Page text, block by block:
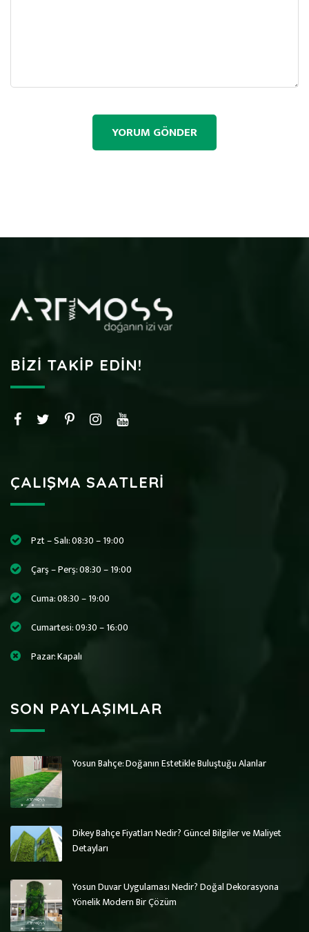
BIZI TAKIP EDIN!
ÇALIŞMA SAATLERI
Pzt – Salı: 08:30 – 19:00
Çarş – Perş: 08:30 – 19:00
Cuma: 08:30 – 19:00
Cumartesi: 09:30 – 16:00
Pazar: Kapalı
SON PAYLAŞIMLAR
Yosun Bahçe: Doğanın Estetikle Buluştuğu Alanlar
Dikey Bahçe Fiyatları Nedir? Güncel Bilgiler ve Maliyet
Detayları
Yosun Duvar Uygulaması Nedir? Doğal Dekorasyona
Yönelik Modern Bir Çözüm